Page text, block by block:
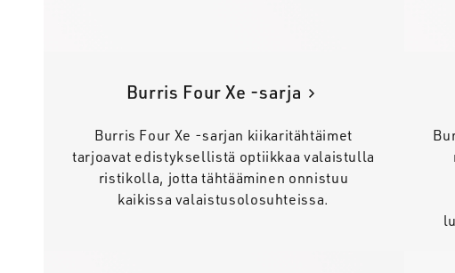
Burris Four Xe -sarja
Burris Four Xe -sarjan kiikaritähtäimet
tarjoavat edistyksellistä optiikkaa valaistulla
ristikolla, jotta tähtääminen onnistuu
kaikissa valaistusolosuhteissa.